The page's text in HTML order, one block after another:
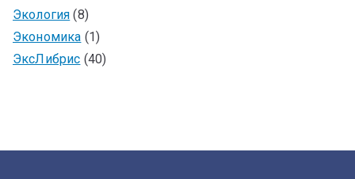
Экология (8)
Экономика (1)
ЭксЛибрис (40)